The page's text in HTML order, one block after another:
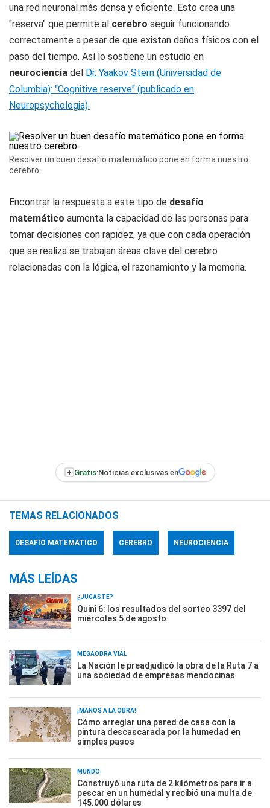
una red neuronal más densa y eficiente. Esto crea una
"reserva" que permite al cerebro seguir funcionando
correctamente a pesar de que existan daños físicos con el
paso del tiempo. Así lo sostiene un estudio en
neurociencia del Dr. Yaakov Stern (Universidad de
Columbia): "Cognitive reserve" (publicado en
Neuropsychologia).
Resolver un buen desafío matemático pone en forma nuestro
cerebro.
Encontrar la respuesta a este tipo de desafío
matemático aumenta la capacidad de las personas para
tomar decisiones con rapidez, ya que con cada operación
que se realiza se trabajan áreas clave del cerebro
relacionadas con la lógica, el razonamiento y la memoria.
+ Gratis:Noticias exclusivas en
TEMAS RELACIONADOS
DESAFÍO MATEMÁTICO CEREBRO NEUROCIENCIA
MÁS LEÍDAS
¿JUGASTE?
Quini 6: los resultados del sorteo 3397 del
miércoles 5 de agosto
MEGAOBRA VIAL
La Nación le preadjudicó la obra de la Ruta 7 a
una sociedad de empresas mendocinas
¡MANOS A LA OBRA!
Cómo arreglar una pared de casa con la
pintura descascarada por la humedad en
simples pasos
MUNDO
Construyó una ruta de 2 kilómetros para ir a
pescar en un humedal y recibió una multa de
145.000 dólares